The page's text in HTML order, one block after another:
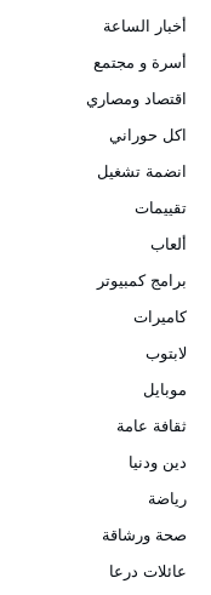
أخبار الساعة
أسرة و مجتمع
اقتصاد ومصاري
اكل حوراني
انضمة تشغيل
تقييمات
ألعاب
برامج كمبيوتر
كاميرات
لابتوب
موبايل
ثقافة عامة
دين ودنيا
رياضة
صحة ورشاقة
عائلات درعا